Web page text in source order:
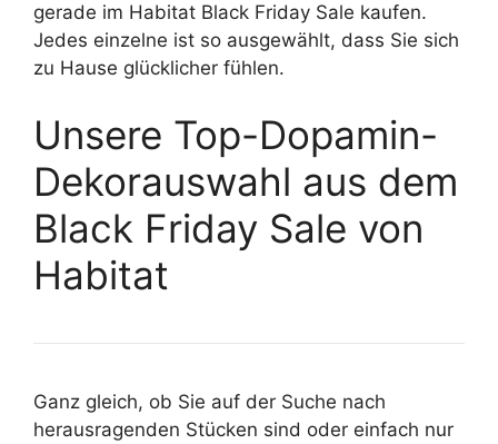
gerade im Habitat Black Friday Sale kaufen.
Jedes einzelne ist so ausgewählt, dass Sie sich
zu Hause glücklicher fühlen.
Unsere Top-Dopamin-
Dekorauswahl aus dem
Black Friday Sale von
Habitat
Ganz gleich, ob Sie auf der Suche nach
herausragenden Stücken sind oder einfach nur